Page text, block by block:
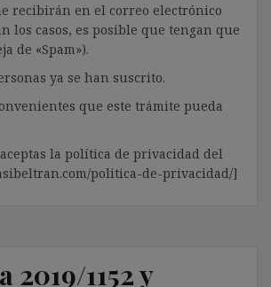
recibirán en el correo electrónico
los casos, es posible que tengan que
de «Spam»).
ya se han suscrito.
que este trámite pueda
la política de privacidad del
politica-de-privacidad/]
2019/1152 y